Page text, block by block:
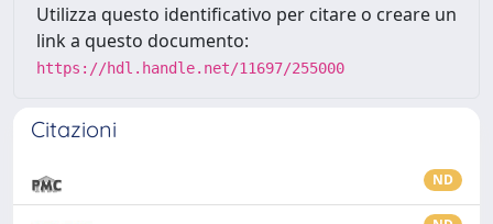
Utilizza questo identificativo per citare o creare un
link a questo documento:
https://hdl.handle.net/11697/255000
Citazioni
ND